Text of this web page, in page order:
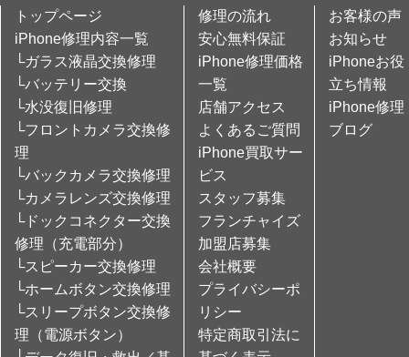
トップページ
iPhone修理内容一覧
└ガラス液晶交換修理
└バッテリー交換
└水没復旧修理
└フロントカメラ交換修
理
└バックカメラ交換修理
└カメラレンズ交換修理
└ドックコネクター交換
修理（充電部分）
└スピーカー交換修理
└ホームボタン交換修理
└スリープボタン交換修
理（電源ボタン）
修理の流れ
安心無料保証
iPhone修理価格
一覧
店舗アクセス
よくあるご質問
iPhone買取サー
ビス
スタッフ募集
フランチャイズ
加盟店募集
会社概要
プライバシーポ
リシー
特定商取引法に
お客様の声
お知らせ
iPhoneお役
立ち情報
iPhone修理
ブログ